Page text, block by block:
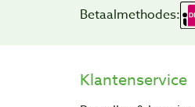
Betaalmethodes:
Klantenservice